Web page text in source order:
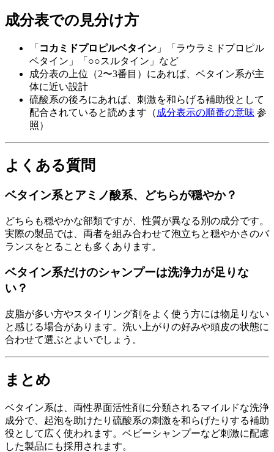
成分表での見分け方
「 コカミドプロピルベタイン 」「ラウラミドプロピル
ベタイン」「○○スルタイン」など
成分表の上位（2〜3番目）にあれば、ベタイン系が主
体に近い設計
硫酸系の後ろにあれば、刺激を和らげる補助役として
配合されていると読めます（ 成分表示の順番の意味 参
照）
よくある質問
ベタイン系とアミノ酸系、どちらが穏やか？
どちらも穏やかな部類ですが、性質が異なる別の成分です。
実際の製品では、両者を組み合わせて泡立ちと穏やかさのバ
ランスをとることも多くあります。
ベタイン系だけのシャンプーは洗浄力が足りな
い？
皮脂が多い方やスタイリング剤をよく使う方には物足りない
と感じる場合があります。洗い上がりの好みや頭皮の状態に
合わせて選ぶとよいでしょう。
まとめ
ベタイン系は、両性界面活性剤に分類されるマイルドな洗浄
成分で、起泡を助けたり硫酸系の刺激を和らげたりする補助
役として広く使われます。ベビーシャンプーなど刺激に配慮
した製品にも採用されます。